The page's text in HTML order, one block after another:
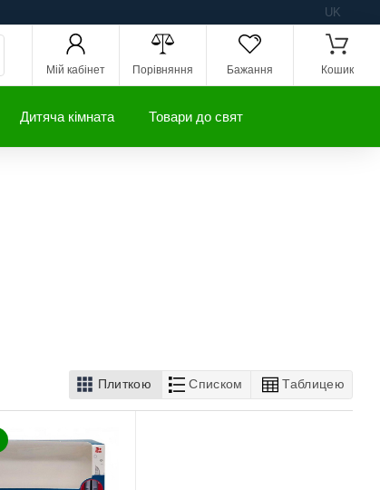
UK
Мій кабінет Порівняння Бажання Кошик
Дитяча кімната Товари до свят
Плиткою Списком Таблицею